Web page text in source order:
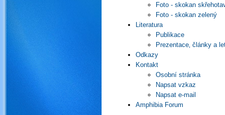
Foto - skokan
Foto - skokan zelený
Literatura
Publikace
Prezentace‚ články a
Odkazy
Kontakt
Osobní stránka
Napsat vzkaz
Napsat e-mail
Amphibia Forum